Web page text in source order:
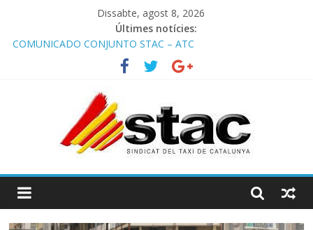
Dissabte, agost 8, 2026
Últimes notícies:
COMUNICADO CONJUNTO STAC – ATC
Comunicado STAC/ ATC de la reunión con los Mossos d
‘Esquadra del aeropuerto de Barcelona.
Programa de Radio TAXI LIBRE 29.07.2026 en COOLTURA FM.
STAC/ATC SOLICITAN TAULA TÈCNICA PARA MEJORAR LA
OPERATIVA DE ENTRADA EN EL PUERTO DE BARCELONA.
Programa de Radio TAXI LIBRE 22.07.2026 en COOLTURA FM.